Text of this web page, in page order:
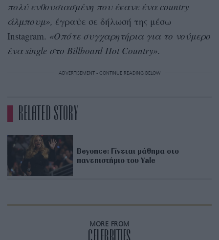
πολύ ενθουσιασμένη που έκανε ένα country
άλμπουμ», έγραψε σε δήλωσή της μέσω
Instagram. «Οπότε συγχαρητήρια για το νούμερο
ένα single στο Billboard Hot Country».
ADVERTISEMENT - CONTINUE READING BELOW
RELATED STORY
Beyonce: Γίνεται μάθημα στο
πανεπιστήμιο του Yale
MORE FROM